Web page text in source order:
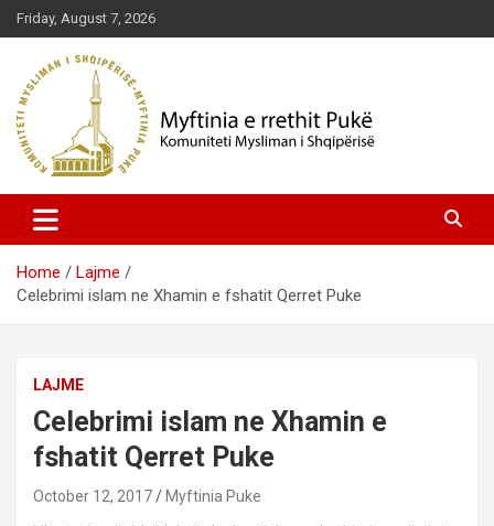
Skip
to
content
Friday, August 7, 2026
Myftinia Pukë | Faqja Zyrtare
Home
Lajme
Celebrimi islam ne Xhamin e fshatit Qerret Puke
LAJME
Celebrimi islam ne Xhamin e
fshatit Qerret Puke
October 12, 2017 Myftinia Puke